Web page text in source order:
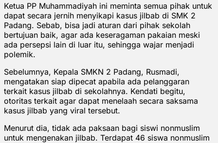
Ketua PP Muhammadiyah ini meminta semua pihak untuk
dapat secara jernih menyikapi kasus jilbab di SMK 2
Padang. Sebab, bisa jadi aturan dari pihak sekolah
bertujuan baik, agar ada keseragaman pakaian meski
ada persepsi lain di luar itu, sehingga wajar menjadi
polemik.
Sebelumnya, Kepala SMKN 2 Padang, Rusmadi,
mengatakan siap dipecat apabila ada pelanggaran
terkait kasus jilbab di sekolahnya. Kendati begitu,
otoritas terkait agar dapat menelaah secara saksama
kasus jilbab yang viral tersebut.
Menurut dia, tidak ada paksaan bagi siswi nonmuslim
untuk mengenakan jilbab. Terdapat 46 siswa nonmuslim